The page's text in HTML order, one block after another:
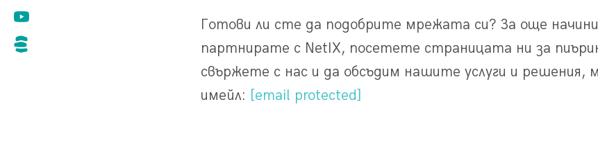
Готови ли сте да подобрите мрежата си? За още
партнирате с NetIX, посетете страницата ни за
свържете с нас и да обсъдим нашите услуги и решения,
имейл: [email protected]